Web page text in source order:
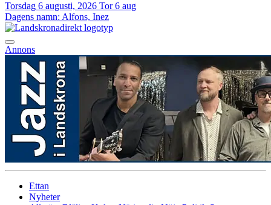
Torsdag 6 augusti, 2026 Tor 6 aug
Dagens namn: Alfons, Inez
Annons
Ettan
Nyheter